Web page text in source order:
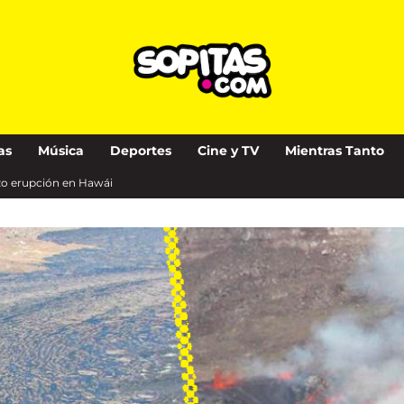
Música Deportes Cine y TV Mientras Tanto
erupción en Hawái